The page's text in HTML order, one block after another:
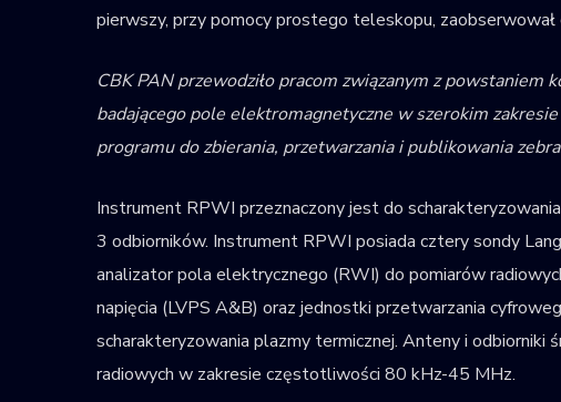
pierwszy, przy pomocy prostego teleskopu,
CBK PAN przewodziło pracom związanym z
badającego pole elektromagnetyczne w szerokim
programu do zbierania, przetwarzania i publikowania
Instrument RPWI przeznaczony jest do
3 odbiorników. Instrument RPWI posiada cztery sondy
analizator pola elektrycznego (RWI) do pomiarów
napięcia (LVPS A&B) oraz jednostki przetwarzania
scharakteryzowania plazmy termicznej. Anteny i odbiorniki
radiowych w zakresie częstotliwości 80 kHz-45 MHz.